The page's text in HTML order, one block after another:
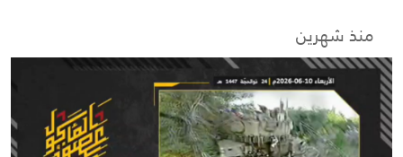
منذ شهرين